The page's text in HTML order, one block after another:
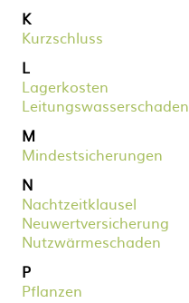
K
Kurzschluss
L
Lagerkosten
Leitungswasserschaden
M
Mindestsicherungen
N
Nachtzeitklausel
Neuwertversicherung
Nutzwärmeschaden
P
Pflanzen